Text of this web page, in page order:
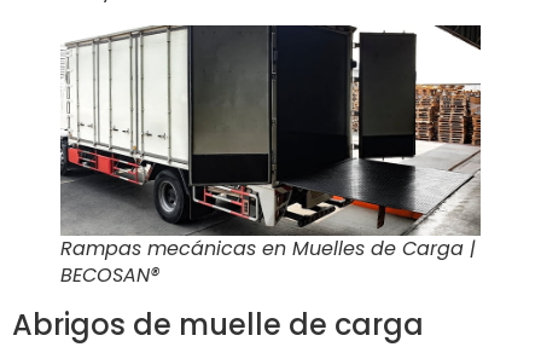
Rampas mecánicas en Muelles de Carga |
BECOSAN®
Abrigos de muelle de carga